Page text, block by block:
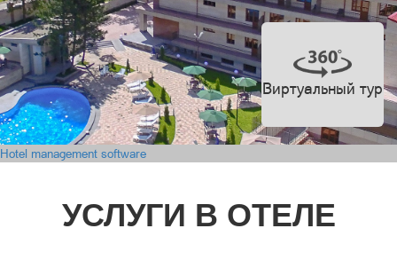
Виртуальный тур
Hotel management software
УСЛУГИ В ОТЕЛЕ